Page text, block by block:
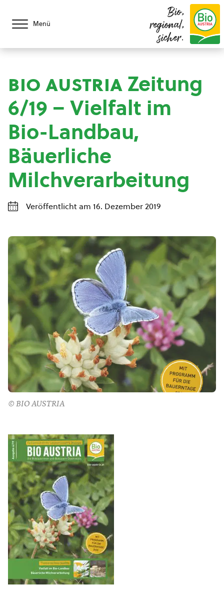
Menü
Bio,
regional,
sicher.
bio austriaZeitung
6/19 – Vielfalt im
Bio-Landbau,
Bäuerliche
Milchverarbeitung
Veröffentlicht am 16. Dezember 2019
© BIO AUSTRIA